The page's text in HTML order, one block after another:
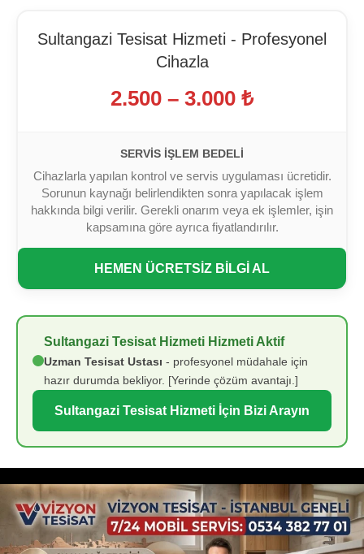
Sultangazi Tesisat Hizmeti - Profesyonel
Cihazla
2.500 – 3.000 ₺
SERVIS İŞLEM BEDELI
Cihazlarla yapılan kontrol ve servis uygulaması ücretidir.
Sorunun kaynağı belirlendikten sonra yapılacak işlem
hakkında bilgi verilir. Gerekli onarım veya ek işlemler, işin
kapsamına göre ayrıca fiyatlandırılır.
HEMEN ÜCRETSİZ BİLGİ AL
Sultangazi Tesisat Hizmeti Hizmeti Aktif
Uzman Tesisat Ustası - profesyonel müdahale için
hazır durumda bekliyor. [Yerinde çözüm avantajı.]
Sultangazi Tesisat Hizmeti İçin Bizi Arayın